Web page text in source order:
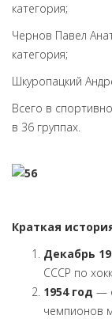
категория;
Чернов Павел
категория;
Шкуропацкий
Всего в
в 36 группах.
Краткая
Декабрь
СССР по
1954 год —
чемпионов